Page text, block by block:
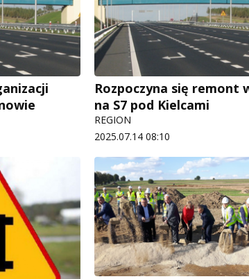
Rozpoczyna się remont
na S7 pod Kielcami
REGION
2025.07.14 08:10